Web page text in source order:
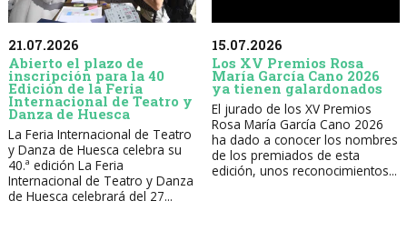
21.07.2026
Abierto el plazo de
inscripción para la 40
Edición de la Feria
Internacional de Teatro y
Danza de Huesca
La Feria Internacional de Teatro
y Danza de Huesca celebra su
40.ª edición La Feria
Internacional de Teatro y Danza
de Huesca celebrará del 27...
15.07.2026
Los XV Premios Rosa
María García Cano 2026
ya tienen galardonados
El jurado de los XV Premios
Rosa María García Cano 2026
ha dado a conocer los nombres
de los premiados de esta
edición, unos reconocimientos...